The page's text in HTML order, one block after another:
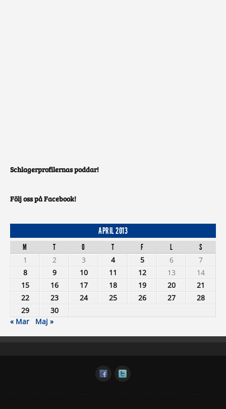
Schlagerprofilernas poddar!
Följ oss på Facebook!
APRIL 2013
M T O T F L
S
1
2 3 4 5 6
7
8
9 10 11 12 13
14
15
16 17 18 19 20
21
22
23 24 25 26 27
28
29
30
« Mar
Maj »